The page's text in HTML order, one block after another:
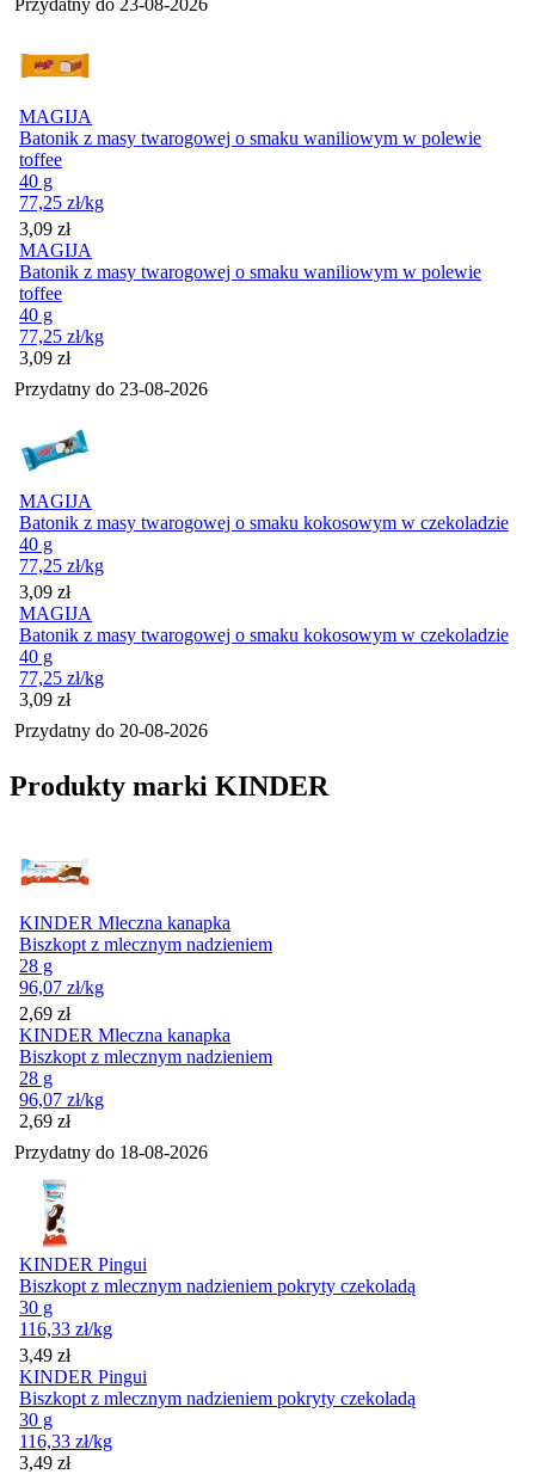
Przydatny do 23-08-2026
MAGIJA
Batonik z masy twarogowej o smaku waniliowym w polewie
toffee
40 g
77,25 zł/kg
Cena
3,09 zł
MAGIJA
Batonik z masy twarogowej o smaku waniliowym w polewie
toffee
40 g
77,25 zł/kg
Cena
3,09 zł
Przydatny do 23-08-2026
MAGIJA
Batonik z masy twarogowej o smaku kokosowym w czekoladzie
40 g
77,25 zł/kg
Cena
3,09 zł
MAGIJA
Batonik z masy twarogowej o smaku kokosowym w czekoladzie
40 g
77,25 zł/kg
Cena
3,09 zł
Przydatny do 20-08-2026
Produkty marki KINDER
KINDER Mleczna kanapka
Biszkopt z mlecznym nadzieniem
28 g
96,07 zł/kg
Cena
2,69 zł
KINDER Mleczna kanapka
Biszkopt z mlecznym nadzieniem
28 g
96,07 zł/kg
Cena
2,69 zł
Przydatny do 18-08-2026
KINDER Pingui
Biszkopt z mlecznym nadzieniem pokryty czekoladą
30 g
116,33 zł/kg
Cena
3,49 zł
KINDER Pingui
Biszkopt z mlecznym nadzieniem pokryty czekoladą
30 g
116,33 zł/kg
Cena
3,49 zł